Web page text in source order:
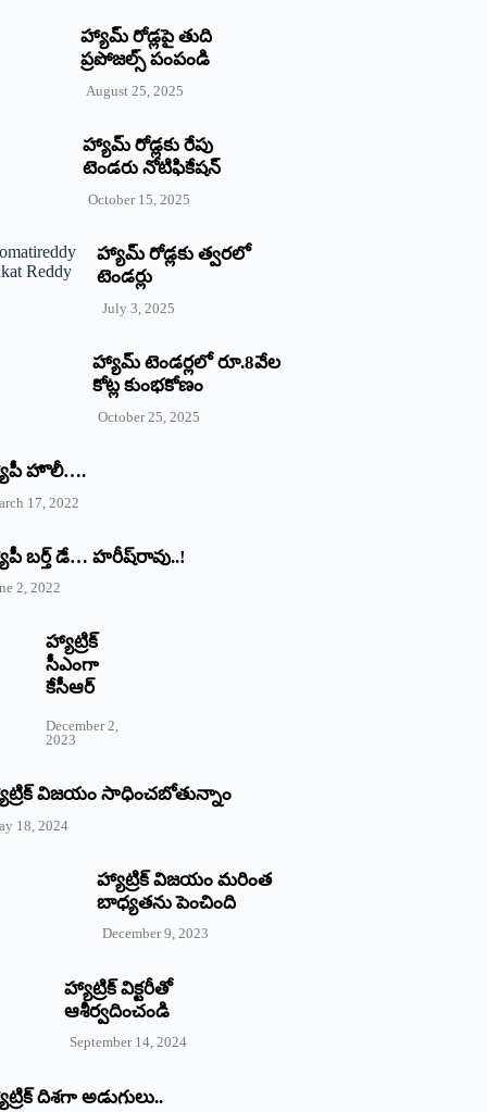
హ్యామ్‌ రోడ్లపై తుది
ప్రపోజల్స్‌ పంపండి
August 25, 2025
హ్యామ్‌ రోడ్లకు రేపు
టెండరు నోటిఫికేషన్‌
October 15, 2025
హ్యామ్‌ రోడ్లకు త్వరలో
టెండర్లు
July 3, 2025
హ్యామ్‌ ‌టెండర్లలో రూ.8వేల
కోట్ల కుంభకోణం
October 25, 2025
హొలీ….
17, 2022
బర్త్ ‌డే… హరీష్‌రావు..!
2, 2022
హ్యాట్రిక్‌
‌సీఎంగా
కేసీఆర్‌
December 2,
2023
విజయం సాధించబోతున్నాం
18, 2024
హ్యాట్రిక్ విజయం మరింత
బాధ్యతను పెంచింది
December 9, 2023
హ్యాట్రిక్‌ ‌విక్టరీతో
ఆశీర్వదించండి
September 14, 2024
‌దిశగా అడుగులు..